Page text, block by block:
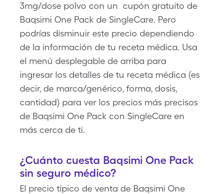
3mg/dose polvo con un cupón gratuito de
Baqsimi One Pack de SingleCare. Pero
podrías disminuir este precio dependiendo
de la información de tu receta médica. Usa
el menú desplegable de arriba para
ingresar los detalles de tu receta médica (es
decir, de marca/genérico, forma, dosis,
cantidad) para ver los precios más precisos
de Baqsimi One Pack con SingleCare en
más cerca de ti.
¿Cuánto cuesta Baqsimi One Pack
sin seguro médico?
El precio típico de venta de Baqsimi One